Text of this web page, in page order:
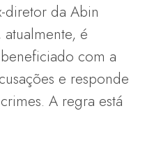
diretor da Abin
é
com a
e responde
A regra está